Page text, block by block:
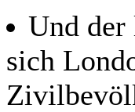
Und der
sich